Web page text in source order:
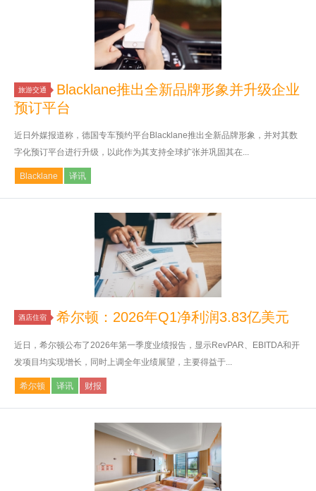
旅游交通
Blacklane推出全新品牌形象并升级企业
预订平台
近日外媒报道称，德国专车预约平台Blacklane推出全新品牌形象，并对其数
字化预订平台进行升级，以此作为其支持全球扩张并巩固其在...
Blacklane 译讯
酒店住宿 希尔顿：2026年Q1净利润3.83亿美元
近日，希尔顿公布了2026年第一季度业绩报告，显示RevPAR、EBITDA和开
发项目均实现增长，同时上调全年业绩展望，主要得益于...
希尔顿 译讯 财报